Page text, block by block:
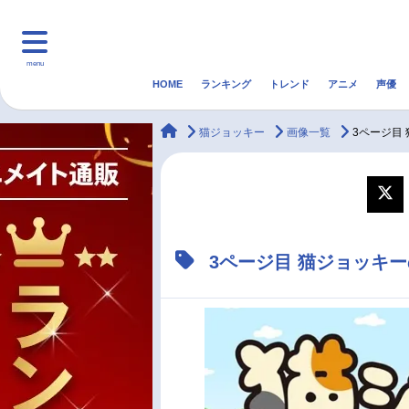
menu
マンガ・ラノベ 音楽
アニメ記事一覧
声優記事一覧
HOME ランキング トレンド アニメ 声優
animateTimes
猫ジョッキー 画像一覧 3ページ目
3ページ目 猫ジョッキ